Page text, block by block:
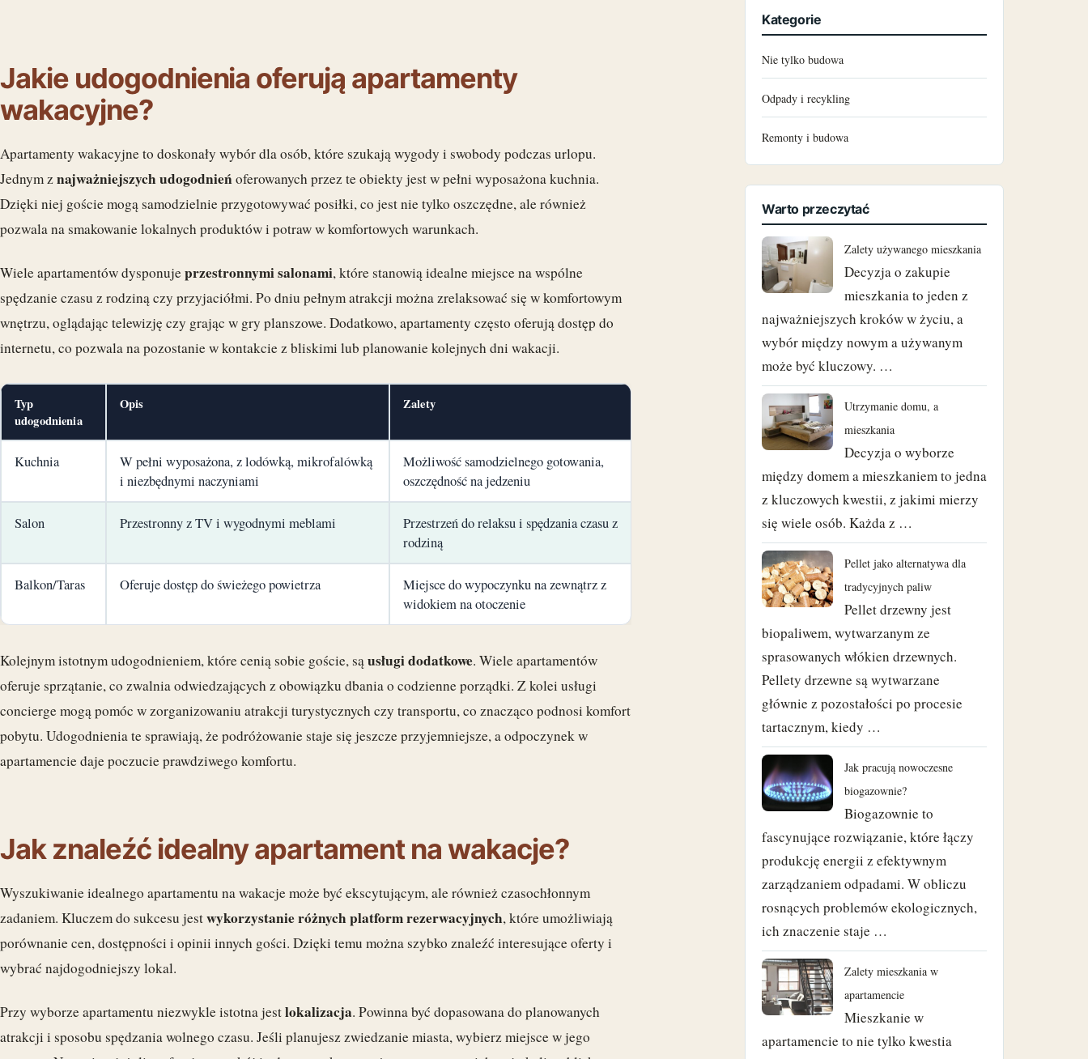
Jakie udogodnienia oferują apartamenty
wakacyjne?
Apartamenty wakacyjne to doskonały wybór dla osób, które szukają wygody i swobody podczas urlopu.
Jednym znajważniejszych udogodnieńoferowanych przez te obiekty jest w pełni wyposażona kuchnia.
Dzięki niej goście mogą samodzielnie przygotowywać posiłki, co jest nie tylko oszczędne, ale również
pozwala na smakowanie lokalnych produktów i potraw w komfortowych warunkach.
Wiele apartamentów dysponujeprzestronnymi salonami, które stanowią idealne miejsce na wspólne
spędzanie czasu z rodziną czy przyjaciółmi. Po dniu pełnym atrakcji można zrelaksować się w komfortowym
wnętrzu, oglądając telewizję czy grając w gry planszowe. Dodatkowo, apartamenty często oferują dostęp do
internetu, co pozwala na pozostanie w kontakcie z bliskimi lub planowanie kolejnych dni wakacji.
Typ
udogodnienia
Opis Zalety
Kuchnia
W pełni wyposażona, z lodówką, mikrofalówką
i niezbędnymi naczyniami
Możliwość samodzielnego gotowania,
oszczędność na jedzeniu
Salon Przestronny z TV i wygodnymi meblami
Przestrzeń do relaksu i spędzania czasu z
rodziną
Balkon/Taras Oferuje dostęp do świeżego powietrza
Miejsce do wypoczynku na zewnątrz z
widokiem na otoczenie
Kolejnym istotnym udogodnieniem, które cenią sobie goście, sąusługi dodatkowe. Wiele apartamentów
oferuje sprzątanie, co zwalnia odwiedzających z obowiązku dbania o codzienne porządki. Z kolei usługi
concierge mogą pomóc w zorganizowaniu atrakcji turystycznych czy transportu, co znacząco podnosi komfort
pobytu. Udogodnienia te sprawiają, że podróżowanie staje się jeszcze przyjemniejsze, a odpoczynek w
apartamencie daje poczucie prawdziwego komfortu.
Jak znaleźć idealny apartament na wakacje?
Wyszukiwanie idealnego apartamentu na wakacje może być ekscytującym, ale również czasochłonnym
zadaniem. Kluczem do sukcesu jestwykorzystanie różnych platform rezerwacyjnych, które umożliwiają
porównanie cen, dostępności i opinii innych gości. Dzięki temu można szybko znaleźć interesujące oferty i
wybrać najdogodniejszy lokal.
Przy wyborze apartamentu niezwykle istotna jestlokalizacja. Powinna być dopasowana do planowanych
atrakcji i sposobu spędzania wolnego czasu. Jeśli planujesz zwiedzanie miasta, wybierz miejsce w jego
maj 2024
marzec 2024
grudzień 2023
październik 2023
czerwiec 2023
maj 2023
marzec 2023
wrzesień 2022
czerwiec 2022
maj 2022
luty 2022
kwiecień 2021
marzec 2021
luty 2021
styczeń 2021
wrzesień 2020
sierpień 2018
czerwiec 2018
maj 2018
kwiecień 2018
marzec 2018
styczeń 2018
grudzień 2017
listopad 2017
Kategorie
Nie tylko budowa
Odpady i recykling
Remonty i budowa
Warto przeczytać
Zalety używanego mieszkania
Decyzja o zakupie
mieszkania to jeden z
najważniejszych kroków w życiu, a
wybór między nowym a używanym
może być kluczowy. …
Utrzymanie domu, a
mieszkania
Decyzja o wyborze
między domem a mieszkaniem to jedna
z kluczowych kwestii, z jakimi mierzy
się wiele osób. Każda z …
Pellet jako alternatywa dla
tradycyjnych paliw
Pellet drzewny jest
biopaliwem, wytwarzanym ze
sprasowanych włókien drzewnych.
Pellety drzewne są wytwarzane
głównie z pozostałości po procesie
tartacznym, kiedy …
Jak pracują nowoczesne
biogazownie?
Biogazownie to
fascynujące rozwiązanie, które łączy
produkcję energii z efektywnym
zarządzaniem odpadami. W obliczu
rosnących problemów ekologicznych,
ich znaczenie staje …
Zalety mieszkania w
apartamencie
Mieszkanie w
apartamencie to nie tylko kwestia